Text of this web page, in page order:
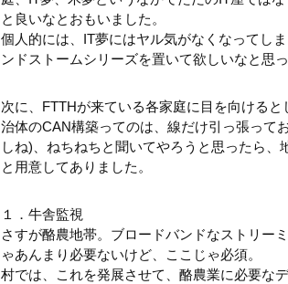
と良いなとおもいました。
個人的には、IT夢にはヤル気がなくなってし
ンドストームシリーズを置いて欲しいなと思
次に、FTTHが来ている各家庭に目を向ける
治体のCAN構築ってのは、線だけ引っ張って
しね)、ねちねちと聞いてやろうと思ったら
と用意してありました。
１．牛舎監視
さすが酪農地帯。ブロードバンドなストリー
ゃあんまり必要ないけど、ここじゃ必須。
村では、これを発展させて、酪農業に必要な